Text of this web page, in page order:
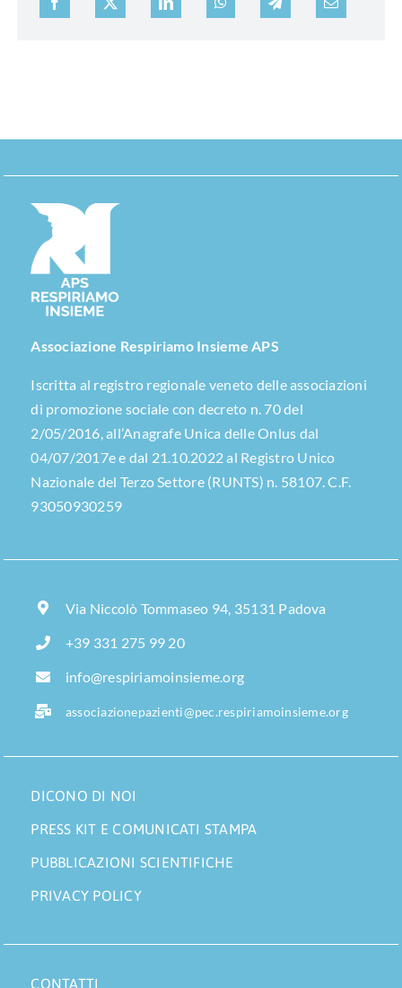
Associazione Respiriamo Insieme APS
Iscritta al registro regionale veneto delle associazioni
di promozione sociale con decreto n. 70 del
2/05/2016, all’Anagrafe Unica delle Onlus dal
04/07/2017e e dal 21.10.2022 al Registro Unico
Nazionale del Terzo Settore (RUNTS) n. 58107. C.F.
93050930259
Via Niccolò Tommaseo 94, 35131 Padova
+39 331 275 99 20
info@respiriamoinsieme.org
associazionepazienti@pec.respiriamoinsieme.org
DICONO DI NOI
PRESS KIT E COMUNICATI STAMPA
PUBBLICAZIONI SCIENTIFICHE
PRIVACY POLICY
CONTATTI